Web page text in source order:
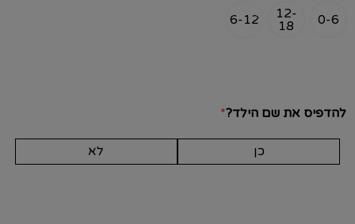
0-6
12-
18
6-12
*להדפיס את שם הילד?
כן לא